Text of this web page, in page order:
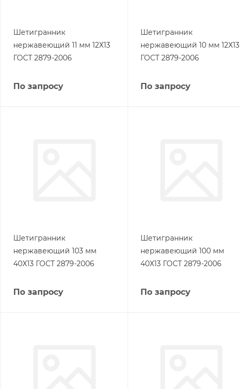
Шетигранник
нержавеющий 11 мм 12Х13
ГОСТ 2879-2006
По запросу
Шетигранник
нержавеющий 10 мм 12Х13
ГОСТ 2879-2006
По запросу
Шетигранник
нержавеющий 103 мм
40Х13 ГОСТ 2879-2006
По запросу
Шетигранник
нержавеющий 100 мм
40Х13 ГОСТ 2879-2006
По запросу